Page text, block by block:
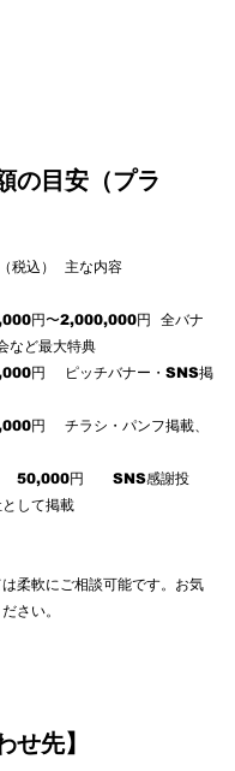
の目安（プラ
プラン名	金額（税込）	主な内容
など最大特典
して掲載
柔軟にご相談可能です。お気
さい。
せ先】